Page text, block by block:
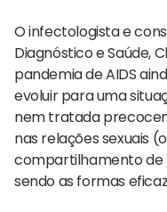
O infectologista e
Diagnóstico e Saúde,
pandemia de AIDS
evoluir para uma
nem tratada
nas relações sexuais
compartilhamento de
sendo as formas